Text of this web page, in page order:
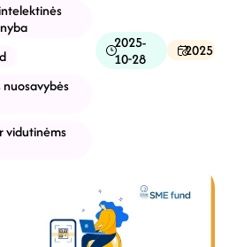
vidutinėms
2025-
10-28
2025